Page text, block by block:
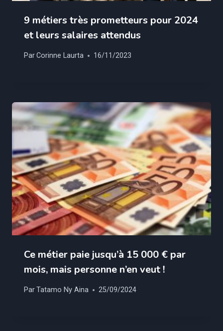
9 métiers très prometteurs pour 2024
et leurs salaires attendus
ParCorinne Laurta 16/11/2023
Ce métier paie jusqu’à 15 000 € par
mois, mais personne n’en veut !
ParTatamo Ny Aina 25/09/2024